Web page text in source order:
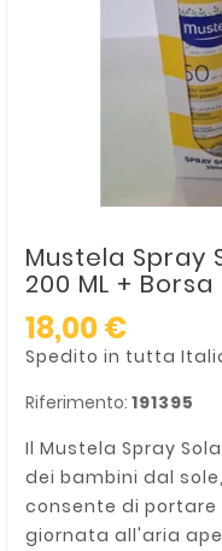
Mustela Spray
200 ML + Borsa
18,00 €
Spedito in tutta
Riferimento: 191395
Il Mustela Spray
dei bambini dal
consente di
giornata all'aria